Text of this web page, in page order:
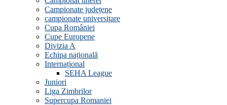
Campionate județene
campionate universitare
Cupa României
Cupe Europene
Divizia A
Echipa națională
Internațional
SEHA League
Juniori
Liga Zimbrilor
Supercupa Romaniei